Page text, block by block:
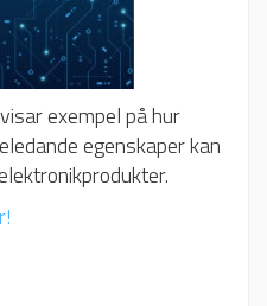
exempel på hur
egenskaper kan